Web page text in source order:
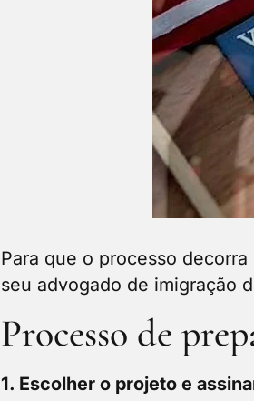
Para que o processo
seu advogado de imigração
Processo de
1. Escolher o projeto e